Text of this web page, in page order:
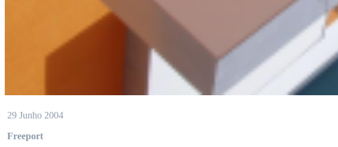
29 Junho 2004
Freeport